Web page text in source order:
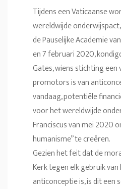
Tijdens een Vaticaanse
wereldwijde
de Pauselijke Academie
en 7 februari 2020,
Gates, wiens stichting
promotors is van
vandaag, potentiële
voor het wereldwijde
Franciscus van mei 2020
humanisme” te creëren.
Gezien het feit dat de
Kerk tegen elk gebruik
anticonceptie is, is dit een